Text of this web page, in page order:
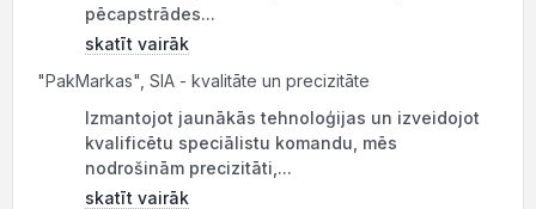
pēcapstrādes...
skatīt vairāk
"PakMarkas", SIA - kvalitāte un precizitāte
Izmantojot jaunākās tehnoloģijas un izveidojot
kvalificētu speciālistu komandu, mēs
nodrošinām precizitāti,...
skatīt vairāk